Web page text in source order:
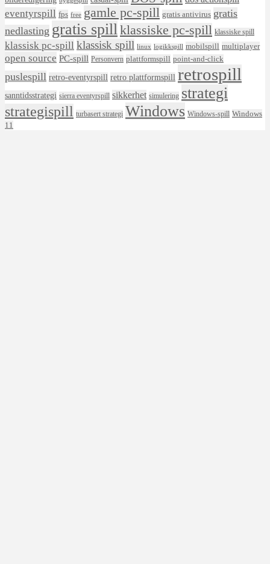
eventyrspill fps free gamle pc-spill gratis antivirus gratis
nedlasting gratis spillklassiske pc-spill klassiske spill
klassisk pc-spill klassisk spill linux logikkspill mobilspill multiplayer
open source PC-spill Personvern plattformspill point-and-click
puslespill retro-eventyrspill retro plattformspill retrospill
sanntidsstrategi sierra eventyrspill sikkerhet simulering strategi
strategispill turbasert strategi Windows Windows-spill Windows
11